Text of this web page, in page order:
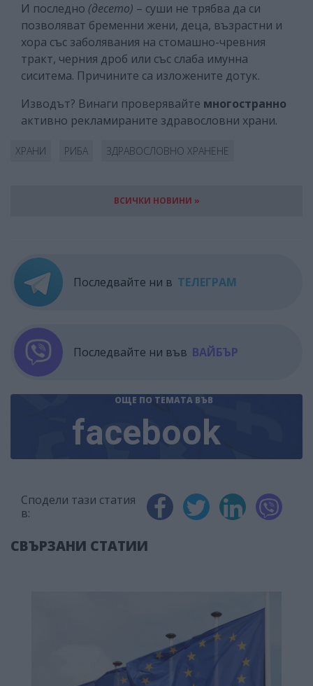
И последно (десето) – суши не трябва да си
позволяват бременни жени, деца, възрастни и
хора със заболявания на стомашно-чревния
тракт, черния дроб или със слаба имунна
сиситема. Причините са изложените дотук.
Изводът? Винаги проверявайте многостранно
активно рекламираните здравословни храни.
ХРАНИ РИБА ЗДРАВОСЛОВНО ХРАНЕНЕ
ВСИЧКИ НОВИНИ »
Последвайте ни в ТЕЛЕГРАМ
Последвайте ни във ВАЙБЪР
ОЩЕ ПО ТЕМАТА ВЪВ
facebook
Сподели тази статия
в:
СВЪРЗАНИ СТАТИИ